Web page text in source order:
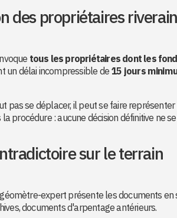
des propriétaires
tous les propriétaires dont les
un délai incompressible de15 jours
pas se déplacer, il peut se faire
procédure : aucune décision définitive ne
sur le terrain
expert présente les documents
documents d'arpentage antérieurs.